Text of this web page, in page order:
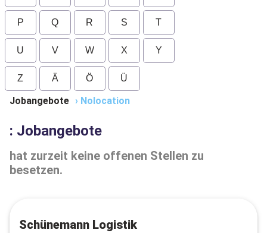
P Q R S T
U V W X Y
Z Ä Ö Ü
Jobangebote › Nolocation
: Jobangebote
hat zurzeit keine offenen Stellen zu
besetzen.
Schünemann Logistik